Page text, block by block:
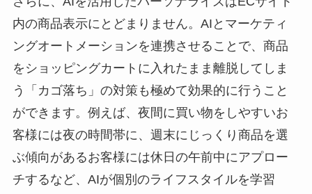
内の商品表示にとどまりません。AIとマーケティ
ングオートメーションを連携させることで、商品
をショッピングカートに入れたまま離脱してしま
う「カゴ落ち」の対策も極めて効果的に行うこと
ができます。例えば、夜間に買い物をしやすいお
客様には夜の時間帯に、週末にじっくり商品を選
ぶ傾向があるお客様には休日の午前中にアプロー
チするなど、AIが個別のライフスタイルを学習